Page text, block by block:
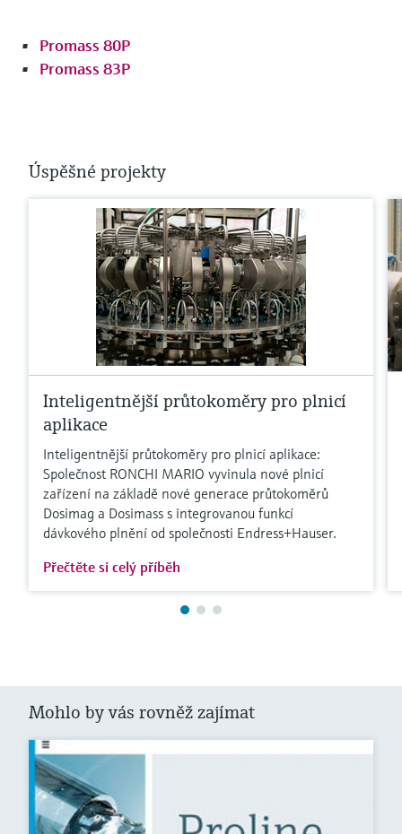
Promass 80P
Promass 83P
Úspěšné projekty
Inteligentnější průtokoměry pro plnicí
aplikace
Inteligentnější průtokoměry pro plnicí aplikace:
Společnost RONCHI MARIO vyvinula nové plnicí
zařízení na základě nové generace průtokoměrů
Dosimag a Dosimass s integrovanou funkcí
dávkového plnění od společnosti Endress+Hauser.
Přečtěte si celý příběh
Mohlo by vás rovněž zajímat